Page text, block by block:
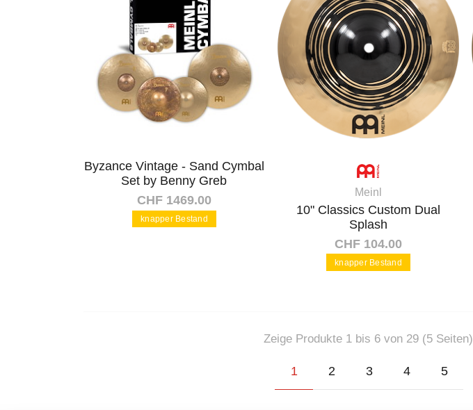
Byzance Vintage - Sand Cymbal
Set by Benny Greb
CHF 1469.00
knapper Bestand
Meinl
10" Classics Custom Dual
Splash
CHF 104.00
knapper Bestand
Zeige Produkte 1 bis 6 von 29 (5 Seiten)
1 (current)
2 3 4 5